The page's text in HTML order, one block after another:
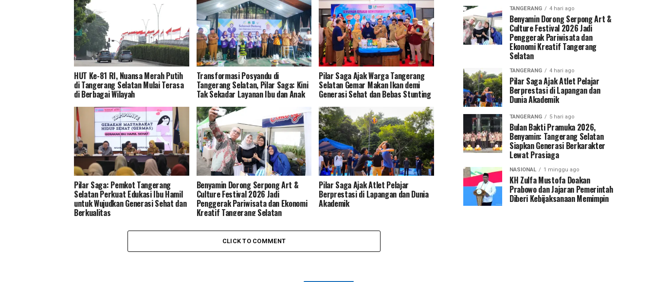
HUT Ke-81 RI, Nuansa Merah Putih
di Tangerang Selatan Mulai Terasa
di Berbagai Wilayah
Transformasi Posyandu di
Tangerang Selatan, Pilar Saga: Kini
Tak Sekadar Layanan Ibu dan Anak
Pilar Saga Ajak Warga Tangerang
Selatan Gemar Makan Ikan demi
Generasi Sehat dan Bebas Stunting
Pilar Saga: Pemkot Tangerang
Selatan Perkuat Edukasi Ibu Hamil
untuk Wujudkan Generasi Sehat dan
Berkualitas
Benyamin Dorong Serpong Art &
Culture Festival 2026 Jadi
Penggerak Pariwisata dan Ekonomi
Kreatif Tangerang Selatan
Pilar Saga Ajak Atlet Pelajar
Berprestasi di Lapangan dan Dunia
Akademik
CLICK TO COMMENT
TANGERANG 4 hari ago
Benyamin Dorong Serpong Art &
Culture Festival 2026 Jadi
Penggerak Pariwisata dan
Ekonomi Kreatif Tangerang
Selatan
TANGERANG 4 hari ago
Pilar Saga Ajak Atlet Pelajar
Berprestasi di Lapangan dan
Dunia Akademik
TANGERANG 5 hari ago
Bulan Bakti Pramuka 2026,
Benyamin: Tangerang Selatan
Siapkan Generasi Berkarakter
Lewat Prasiaga
NASIONAL 1 minggu ago
KH Zulfa Mustofa Doakan
Prabowo dan Jajaran Pemerintah
Diberi Kebijaksanaan Memimpin